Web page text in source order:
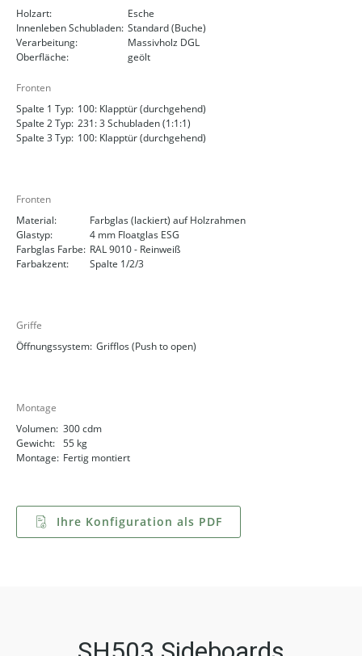
Holzart:
Esche
Innenleben Schubladen: Standard (Buche)
Verarbeitung:
Massivholz DGL
Oberfläche:
geölt
Fronten
Spalte 1 Typ: 100: Klapptür (durchgehend)
Spalte 2 Typ: 231: 3 Schubladen (1:1:1)
Spalte 3 Typ: 100: Klapptür (durchgehend)
Fronten
Material:
Farbglas (lackiert) auf Holzrahmen
Glastyp:
4 mm Floatglas ESG
Farbglas Farbe: RAL 9010 - Reinweiß
Farbakzent:
Spalte 1/2/3
Griffe
Öffnungssystem: Grifflos (Push to open)
Montage
Volumen: 300 cdm
Gewicht: 55 kg
Montage: Fertig montiert
Ihre Konfiguration als PDF